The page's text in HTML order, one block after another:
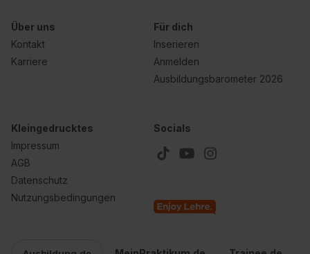
Über uns
Kontakt
Karriere
Für dich
Inserieren
Anmelden
Ausbildungsbarometer 2026
Kleingedrucktes
Impressum
AGB
Datenschutz
Nutzungsbedingungen
Socials